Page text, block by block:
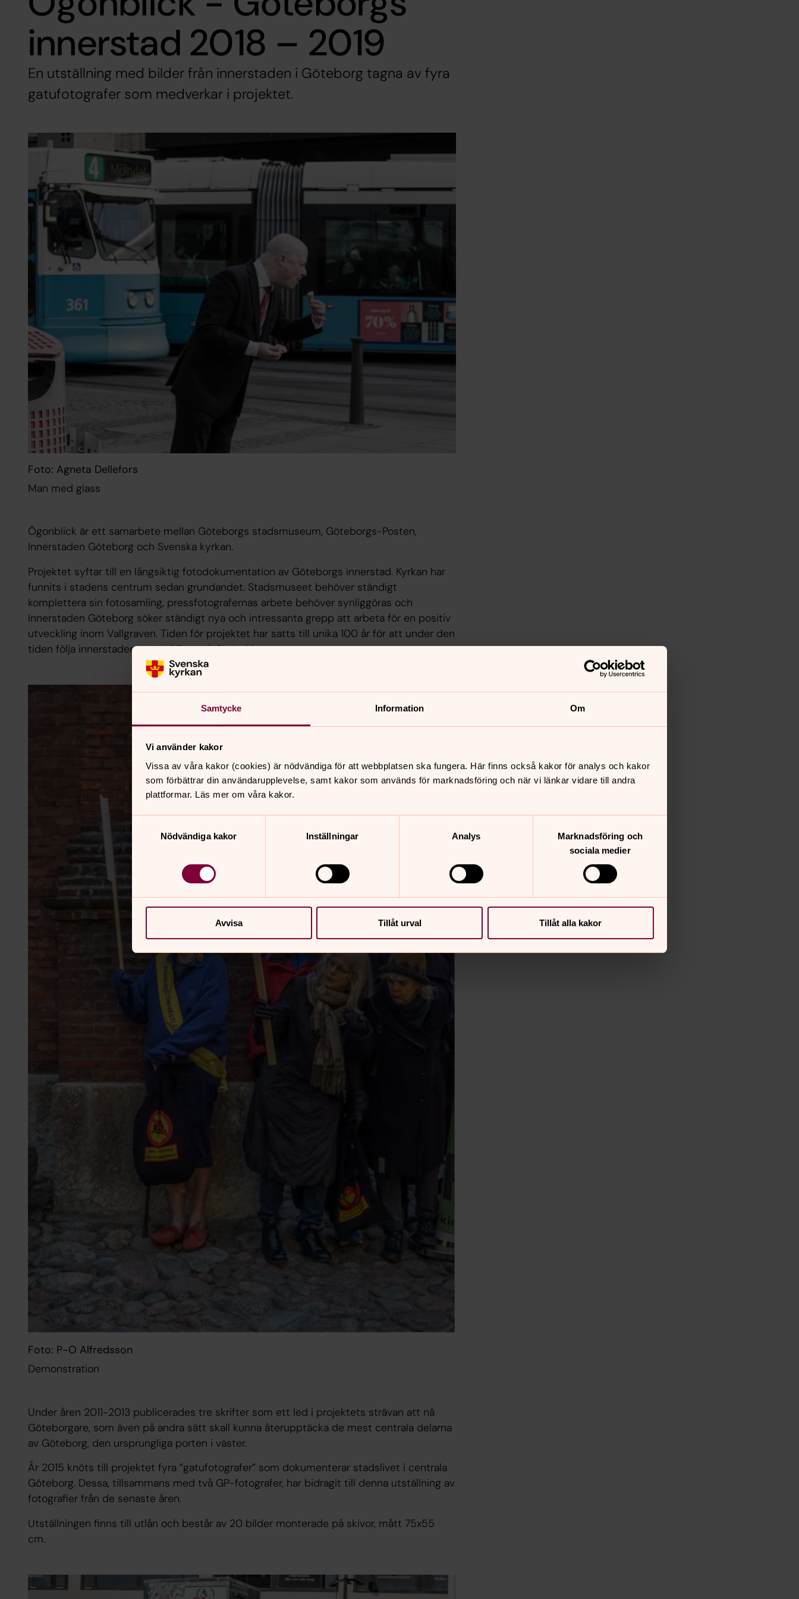
Samtycke Information Om
Vi använder kakor
Vissa av våra kakor (cookies) är nödvändiga för att webbplatsen ska fungera. Här finns också kakor för analys och kakor
som förbättrar din användarupplevelse, samt kakor som används för marknadsföring och när vi länkar vidare till andra
plattformar. Läs mer om våra kakor.
Nödvändiga kakor
Inställningar Analys
Marknadsföring och
sociala medier
Avvisa Tillåt urval Tillåt alla kakor
innerstad 2018 – 2019
En utställning med bilder från innerstaden i Göteborg tagna av fyra
gatufotografer som medverkar i projektet.
Foto: Agneta Dellefors
Man med glass
Ögonblick är ett samarbete mellan Göteborgs stadsmuseum, Göteborgs-Posten,
Innerstaden Göteborg och Svenska kyrkan.
Projektet syftar till en långsiktig fotodokumentation av Göteborgs innerstad. Kyrkan har
funnits i stadens centrum sedan grundandet. Stadsmuseet behöver ständigt
komplettera sin fotosamling, pressfotografernas arbete behöver synliggöras och
Innerstaden Göteborg söker ständigt nya och intressanta grepp att arbeta för en positiv
utveckling inom Vallgraven. Tiden för projektet har satts till unika 100 år för att under den
tiden följa innerstadens utveckling och förändring.
Foto: P-O Alfredsson
Demonstration
Under åren 2011-2013 publicerades tre skrifter som ett led i projektets strävan att nå
Göteborgare, som även på andra sätt skall kunna återupptäcka de mest centrala delarna
av Göteborg, den ursprungliga porten i väster.
År 2015 knöts till projektet fyra ”gatufotografer” som dokumenterar stadslivet i centrala
Göteborg. Dessa, tillsammans med två GP-fotografer, har bidragit till denna utställning av
fotografier från de senaste åren.
Utställningen finns till utlån och består av 20 bilder monterade på skivor, mått 75x55
cm.